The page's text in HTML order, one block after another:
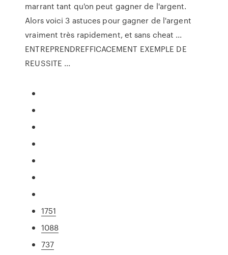
marrant tant qu'on peut gagner de l'argent.
Alors voici 3 astuces pour gagner de l'argent
vraiment très rapidement, et sans cheat ...
ENTREPRENDREFFICACEMENT EXEMPLE DE
REUSSITE ...
1751
1088
737